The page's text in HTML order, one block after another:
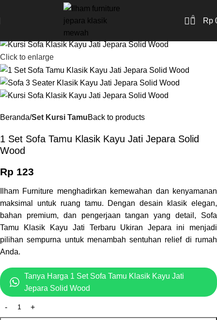
0 Rp
Click to enlarge
Beranda Set Kursi TamuBack to products
1 Set Sofa Tamu Klasik Kayu Jati Jepara Solid
Wood
Rp 123
Ilham Furniture menghadirkan kemewahan dan kenyamanan
maksimal untuk ruang tamu. Dengan desain klasik elegan,
bahan premium, dan pengerjaan tangan yang detail, Sofa
Tamu Klasik Kayu Jati Terbaru Ukiran Jepara ini menjadi
pilihan sempurna untuk menambah sentuhan relief di rumah
Anda.
Tanya Harga 1 Set Sofa Tamu Klasik Kayu Jati
Jepara Solid Wood